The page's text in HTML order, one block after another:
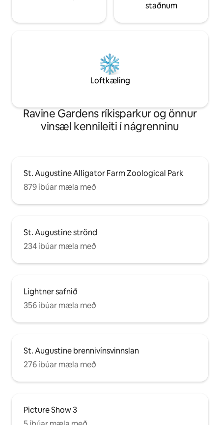
staðnum
Loftkæling
Ravine Gardens ríkisparkur og önnur
vinsæl kennileiti í nágrenninu
St. Augustine Alligator Farm Zoological Park
879 íbúar mæla með
St. Augustine strönd
234 íbúar mæla með
Lightner safnið
356 íbúar mæla með
St. Augustine brennivínsvinnslan
276 íbúar mæla með
Picture Show 3